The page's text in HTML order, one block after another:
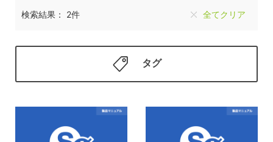
検索結果： 2件 全てクリア
タグ